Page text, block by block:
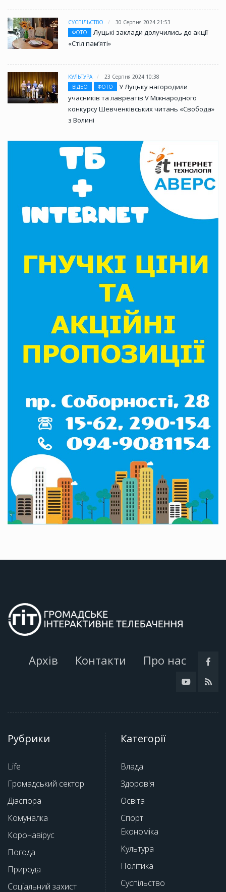
СУСПІЛЬСТВО
30 Серпня 2024 21:53
ФОТО
Луцькі заклади долучились до акції
«Стіл памʼяті»
КУЛЬТУРА
23 Серпня 2024 10:38
ВІДЕО
ФОТО
У Луцьку нагородили
учасників та лавреатів V Міжнародного
конкурсу Шевченківських читань «Свобода»
з Волині
Архів Контакти Про нас
Рубрики
Life
Громадський сектор
Діаспора
Комуналка
Коронавірус
Погода
Природа
Соціальний захист
Категорії
Влада
Здоров'я
Освіта
Спорт
Економіка
Культура
Політика
Суспільство